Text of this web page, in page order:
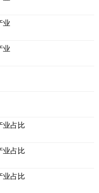
业
业
业占比
业占比
业占比